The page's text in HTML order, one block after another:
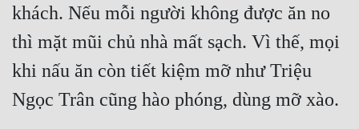
Hài Hước
Hệ Thống
Học Đường
Khoa Huyễn
khách. Nếu mỗi người không được ăn no
thì mặt mũi chủ nhà mất sạch. Vì thế, mọi
khi nấu ăn còn tiết kiệm mỡ như Triệu
Ngọc Trân cũng hào phóng, dùng mỡ xào.